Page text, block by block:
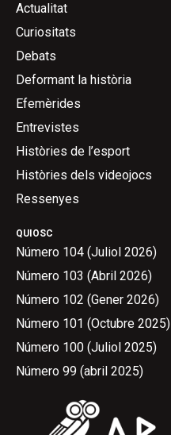
QUIOSC
Número 104 (Juliol 2026)
Número 103 (Abril 2026)
Número 102 (Gener 2026)
Número 101 (Octubre 2025)
Número 100 (Juliol 2025)
Número 99 (abril 2025)
Actualitat
Curiositats
Debats
Deformant la història
Efemèrides
Entrevistes
Històries de l’esport
Històries dels videojocs
Ressenyes